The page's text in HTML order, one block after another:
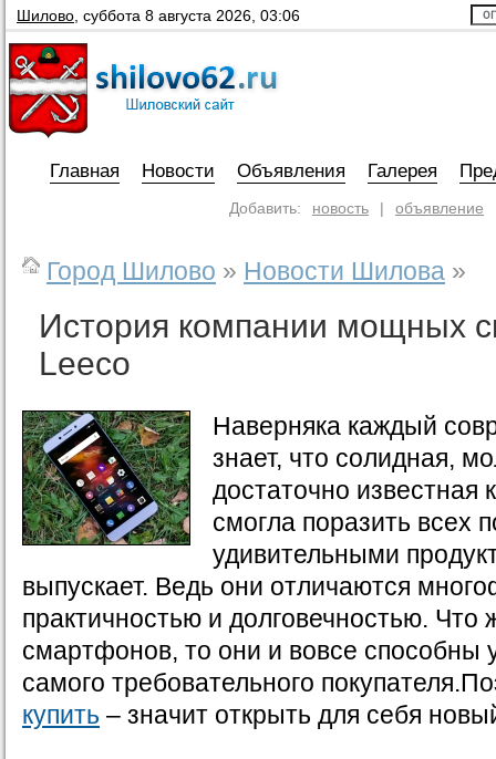
Шилово суббота 8 августа 2026, 03:06
Главная Новости Объявления Галерея
Добавить: новость | объявление
Город Шилово » Новости Шилова »
История компании мощных
Leecо
Наверняка каждый
знает, что солидная,
достаточно известная
смогла поразить всех
удивительными
выпускает. Ведь они отличаются
практичностью и долговечностью. Что
смартфонов, то они и вовсе способны
самого требовательного
купить – значит открыть для себя